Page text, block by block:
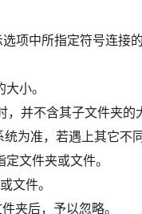
项中所指定符号连接的
小。
并不含其子文件夹的
为准，若遇上其它不
文件夹或文件。
文件。
夹后，予以忽略。